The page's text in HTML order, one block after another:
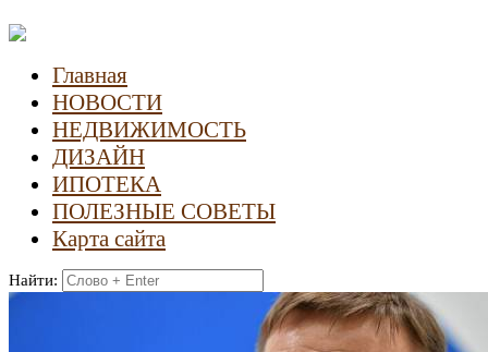
Главная
НОВОСТИ
НЕДВИЖИМОСТЬ
ДИЗАЙН
ИПОТЕКА
ПОЛЕЗНЫЕ СОВЕТЫ
Карта сайта
Найти: